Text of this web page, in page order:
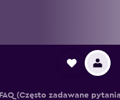
FAQ (Często zadawane